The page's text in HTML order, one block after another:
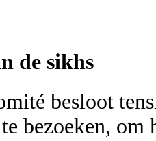
de sikhs
besloot
bezoeken, om